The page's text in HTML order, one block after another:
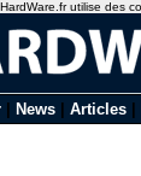
News Articles
HardWare.fr utilise des